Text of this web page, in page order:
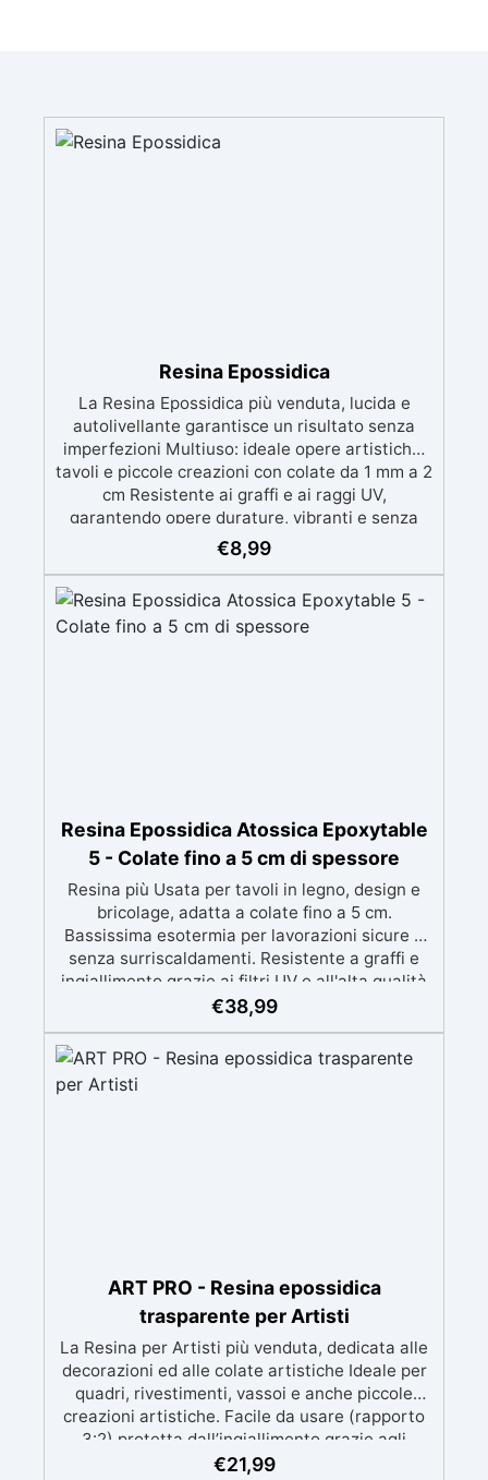
Resina Epossidica
La Resina Epossidica più venduta, lucida e
autolivellante garantisce un risultato senza
imperfezioni Multiuso: ideale opere artistiche,
tavoli e piccole creazioni con colate da 1 mm a 2
cm Resistente ai graffi e ai raggi UV,
garantendo opere durature, vibranti e senza
ingiallimenti nel tempo Bassa viscosità e
formula anti-bolle per risultati impeccabili,
Certificata Atossica post catalisi per contatto
con la pelle, BPA free e VoC Free
€8,99
Resina Epossidica Atossica Epoxytable
5 - Colate fino a 5 cm di spessore
Resina più Usata per tavoli in legno, design e
bricolage, adatta a colate fino a 5 cm.
Bassissima esotermia per lavorazioni sicure e
senza surriscaldamenti. Resistente a graffi e
ingiallimento grazie ai filtri UV e all'alta qualità
meccanica. Bassa viscosità per eliminare bolle
BPA/VOC free e certificata per il contatto
prolungato con la pelle.
€38,99
ART PRO - Resina epossidica
trasparente per Artisti
La Resina per Artisti più venduta, dedicata alle
decorazioni ed alle colate artistiche Ideale per
quadri, rivestimenti, vassoi e anche piccole
creazioni artistiche. Facile da usare (rapporto
3:2) protetta dall’ingiallimento grazie agli
speciali filtri UV Formula densa : non cola via,
€21,99